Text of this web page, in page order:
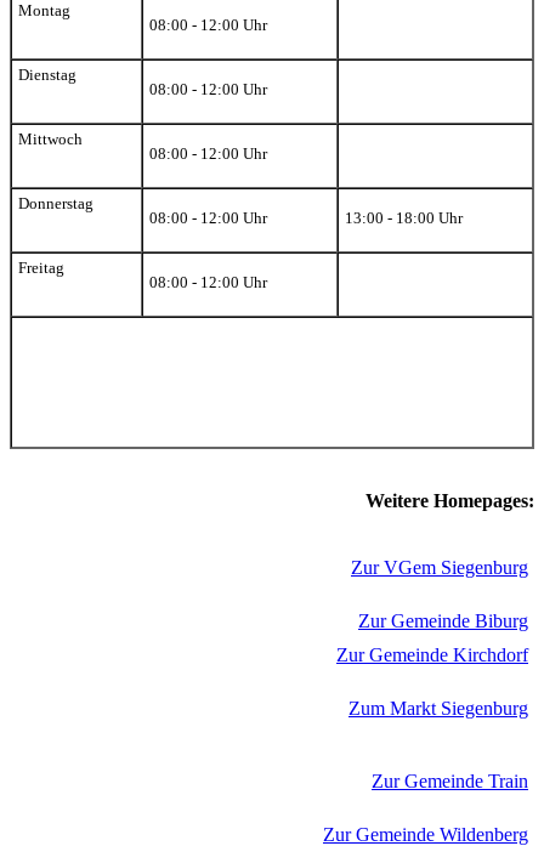
Montag
08:00 - 12:00 Uhr
Dienstag
08:00 - 12:00 Uhr
Mittwoch
08:00 - 12:00 Uhr
Donnerstag
08:00 - 12:00 Uhr
13:00 - 18:00 Uhr
Freitag
08:00 - 12:00 Uhr
Weitere Homepages:
Zur VGem Siegenburg
Zur Gemeinde Biburg
Zur Gemeinde Kirchdorf
Zum Markt Siegenburg
Zur Gemeinde Train
Zur Gemeinde Wildenberg